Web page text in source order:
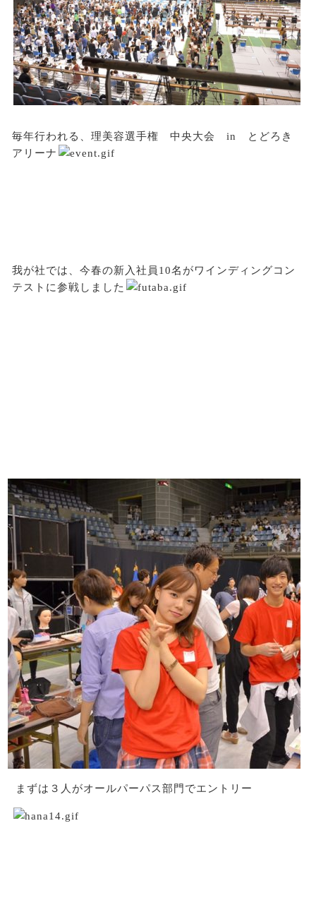
毎年行われる、理美容選手権 中央大会 in とどろき
アリーナ
我が社では、今春の新入社員10名がワインディングコン
テストに参戦しました
まずは３人がオールパーパス部門でエントリー